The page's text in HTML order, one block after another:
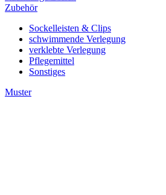
Zubehör
Sockelleisten & Clips
schwimmende Verlegung
verklebte Verlegung
Pflegemittel
Sonstiges
Muster